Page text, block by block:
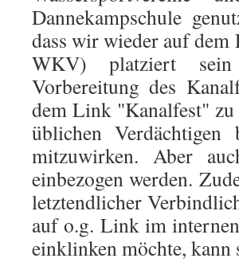
Dannekampschule
dass wir wieder auf dem
WKV) platziert
Vorbereitung des
dem Link "Kanalfest"
üblichen
mitzuwirken. Aber
einbezogen werden.
letztendlicher
auf o.g. Link im
einklinken möchte, kann